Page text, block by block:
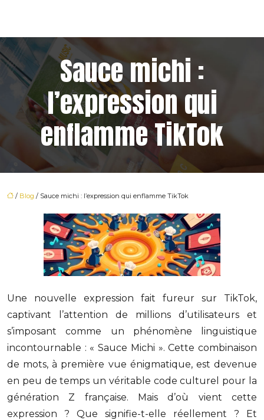
Sauce michi :
l’expression qui
enflamme TikTok
/ Blog / Sauce michi : l’expression qui enflamme TikTok
Une nouvelle expression fait fureur sur TikTok,
captivant l’attention de millions d’utilisateurs et
s’imposant comme un phénomène linguistique
incontournable : « Sauce Michi ». Cette combinaison
de mots, à première vue énigmatique, est devenue
en peu de temps un véritable code culturel pour la
génération Z française. Mais d’où vient cette
expression ? Que signifie-t-elle réellement ? Et